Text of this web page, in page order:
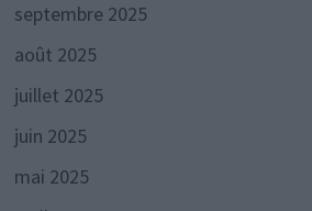
septembre 2025
août 2025
juillet 2025
juin 2025
mai 2025